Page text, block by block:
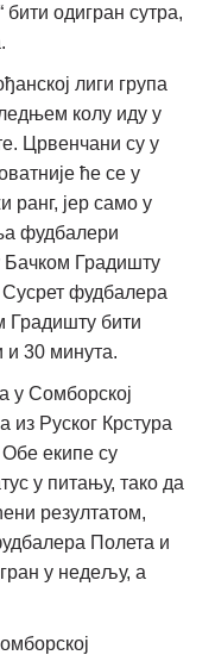
одигран сутра,
лиги група
колу иду у
Црвенчани су у
ће се у
ранг, јер само у
фудбалери
Бачком Градишту
Сусрет фудбалера
Градишту бити
и 30 минута.
у Сомборској
из Руског Крстура
Обе екипе су
у питању, тако да
резултатом,
Полета и
у недељу, а